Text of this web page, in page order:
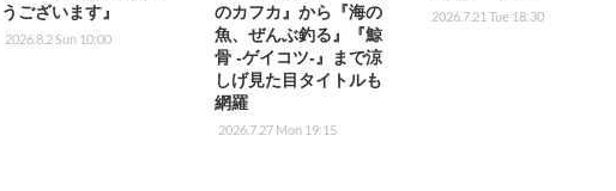
うございます』
2026.8.2 Sun 10:00
のカフカ』から『海の
魚、ぜんぶ釣る』『鯨
骨 -ゲイコツ-』まで涼
しげ見た目タイトルも
網羅
2026.7.27 Mon 19:15
2026.7.21 Tue 18:30